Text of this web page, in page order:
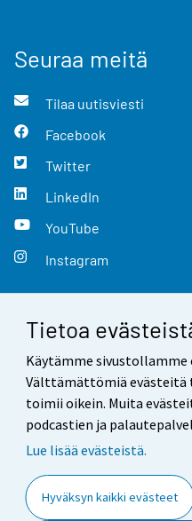
Tietoa
Käytämme sivustollamme
Välttämättömiä evästeitä
toimii oikein. Muita
podcastien ja
Lue lisää evästeistä.
Hyväksyn kaikki evästeet
Seuraa meitä
Tilaa uutisviesti
Facebook
Twitter
LinkedIn
YouTube
Instagram
Yhteystiedot
Palaute
Käyttöehdot
Saavutettavuus
Tietoa sivustosta